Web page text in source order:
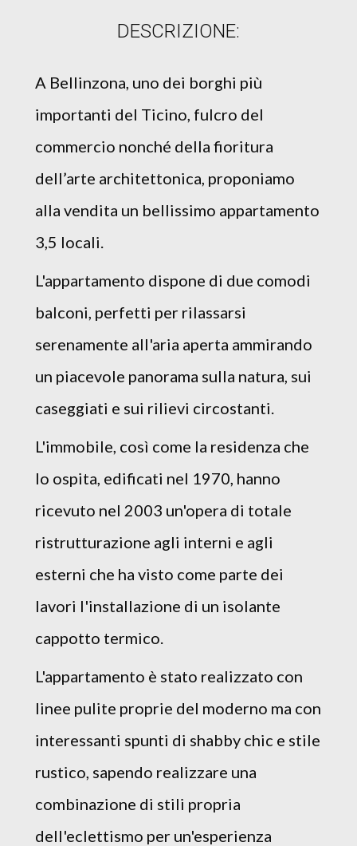
DESCRIZIONE:
A Bellinzona, uno dei borghi più
importanti del Ticino, fulcro del
commercio nonché della fioritura
dell’arte architettonica, proponiamo
alla vendita un bellissimo appartamento
3,5 locali.
L'appartamento dispone di due comodi
balconi, perfetti per rilassarsi
serenamente all'aria aperta ammirando
un piacevole panorama sulla natura, sui
caseggiati e sui rilievi circostanti.
L'immobile, così come la residenza che
lo ospita, edificati nel 1970, hanno
ricevuto nel 2003 un'opera di totale
ristrutturazione agli interni e agli
esterni che ha visto come parte dei
lavori l'installazione di un isolante
cappotto termico.
L'appartamento è stato realizzato con
linee pulite proprie del moderno ma con
interessanti spunti di shabby chic e stile
rustico, sapendo realizzare una
combinazione di stili propria
dell'eclettismo per un'esperienza